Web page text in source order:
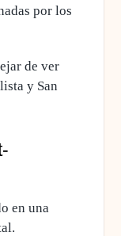
por los
de ver
y San
en una